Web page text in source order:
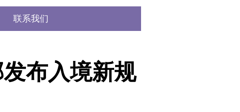
联系我们
布入境新规